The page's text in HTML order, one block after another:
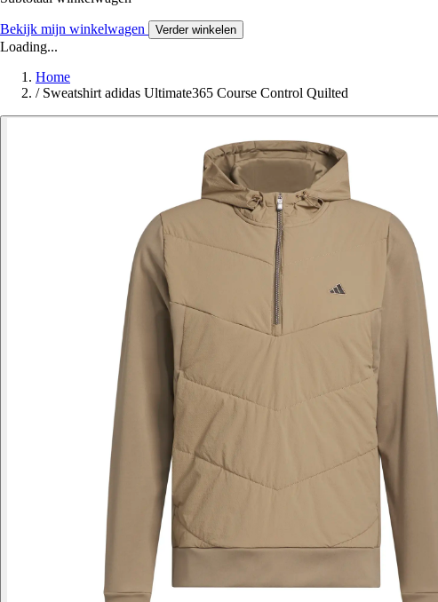
Bekijk mijn winkelwagen Verder winkelen
Loading...
Home
/ Sweatshirt adidas Ultimate365 Course Control Quilted